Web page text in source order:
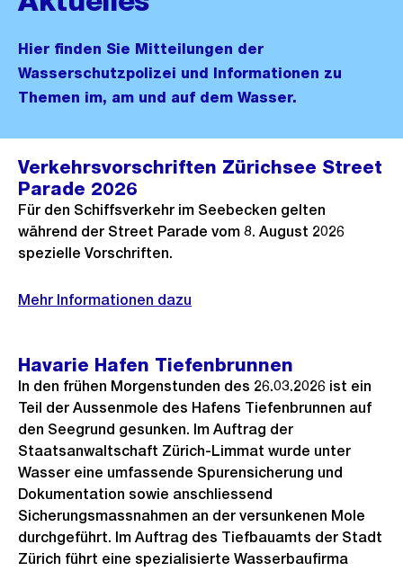
Hier finden Sie Mitteilungen der
Wasserschutzpolizei und Informationen zu
Themen im, am und auf dem Wasser.
Verkehrsvorschriften Zürichsee Street
Parade 2026
Für den Schiffsverkehr im Seebecken gelten
während der Street Parade vom 8. August 2026
spezielle Vorschriften.
Mehr Informationen dazu
Havarie Hafen Tiefenbrunnen
In den frühen Morgenstunden des 26.03.2026 ist ein
Teil der Aussenmole des Hafens Tiefenbrunnen auf
den Seegrund gesunken. Im Auftrag der
Staatsanwaltschaft Zürich-Limmat wurde unter
Wasser eine umfassende Spurensicherung und
Dokumentation sowie anschliessend
Sicherungsmassnahmen an der versunkenen Mole
durchgeführt. Im Auftrag des Tiefbauamts der Stadt
Zürich führt eine spezialisierte Wasserbaufirma